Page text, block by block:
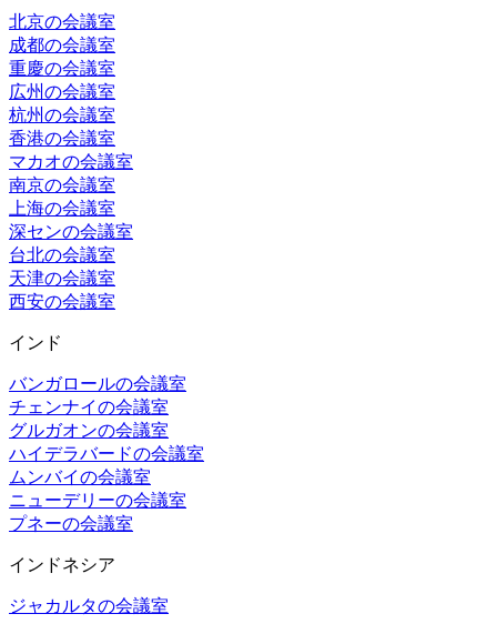
北京の会議室
成都の会議室
重慶の会議室
広州の会議室
杭州の会議室
香港の会議室
マカオの会議室
南京の会議室
上海の会議室
深センの会議室
台北の会議室
天津の会議室
西安の会議室
インド
バンガロールの会議室
チェンナイの会議室
グルガオンの会議室
ハイデラバードの会議室
ムンバイの会議室
ニューデリーの会議室
プネーの会議室
インドネシア
ジャカルタの会議室